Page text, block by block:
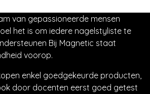
van gepassioneerde mensen
het is om iedere nagelstyliste te
Bij Magnetic staat
voorop.
enkel goedgekeurde producten,
door docenten eerst goed getest